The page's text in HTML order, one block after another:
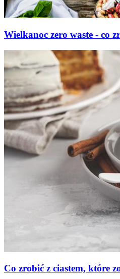
Wielkanoc zero waste - co
Co zrobić z ciastem, które